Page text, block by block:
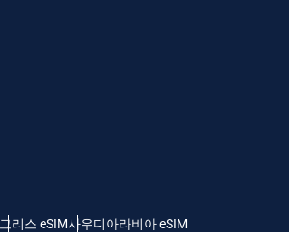
그리스 eSIM사우디아라비아 eSIM